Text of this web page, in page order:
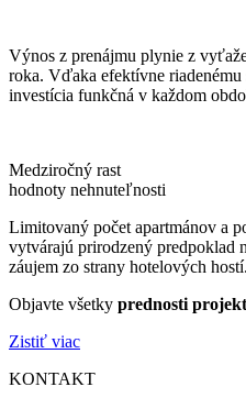
Výnos z prenájmu plynie z
roka. Vďaka efektívne riadenému
investícia funkčná v každom
Medziročný rast
hodnoty nehnuteľnosti
Limitovaný počet apartmánov a
vytvárajú prirodzený predpoklad
záujem zo strany hotelových hostí.
Objavte všetky prednosti
Zistiť viac
KONTAKT